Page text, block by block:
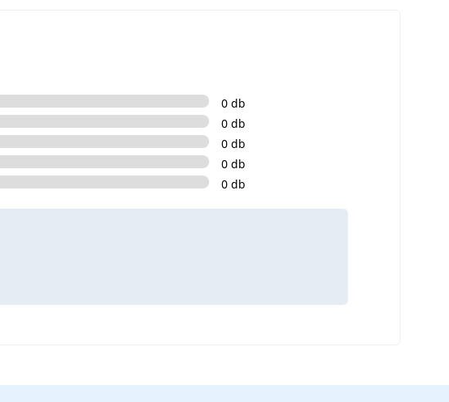
0 db
0 db
0 db
0 db
0 db